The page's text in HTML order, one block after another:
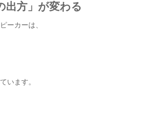
出方」が変わる
ーカーは、
います。